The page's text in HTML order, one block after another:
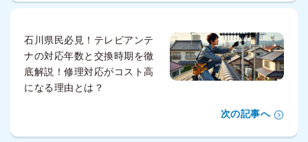
石川県民必見！テレビアンテ
ナの対応年数と交換時期を徹
底解説！修理対応がコスト高
になる理由とは？
次の記事へ